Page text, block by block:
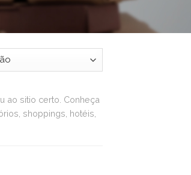
ao sitio certo. Conheça
shoppings, hotéis,